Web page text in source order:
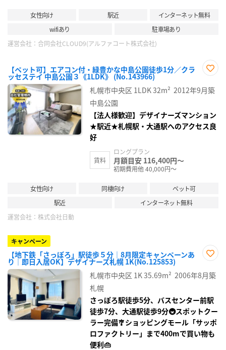
女性向け 駅近
インターネット無料
wifiあり
駐車場あり
運営会社： 合同会社CLOUD9(アルファコート株式会社)
【ペット可】エアコン付・緑豊かな中島公園徒歩1分／クラ
ッセステイ 中島公園３《1LDK》 (No.143966)
に入
り登
札幌市中央区 1LDK32m² 2012年9月築
中島公園
【法人様歓迎】デザイナーズマンション
★駅近★札幌駅・大通駅へのアクセス良
好
賃料
ロングプラン
月額目安 116,400円～
初期費用他 40,000円～
女性向け 同棲向け
ペット可
駅近
インターネット無料
運営会社： 株式会社日動
キャンペーン
【地下鉄「さっぽろ」駅徒歩５分｜8月限定キャンペーンあ
り｜即日入居OK】デザイナーズ札幌 1K(No.125853)
に入
り登
札幌市中央区 1K35.69m² 2006年8月築
札幌
さっぽろ駅徒歩5分、バスセンター前駅
徒歩7分、大通駅徒歩9分🚇スポットクー
ラー完備🎐ショッピングモール「サッポ
ロファクトリー」まで400mで買い物も
便利👜